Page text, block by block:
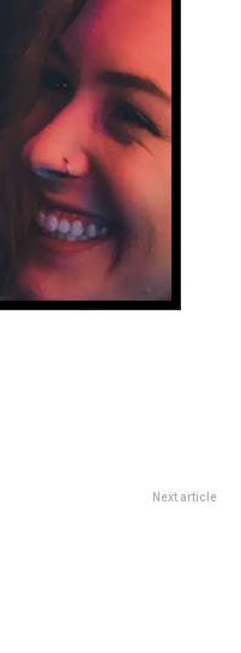
Next article